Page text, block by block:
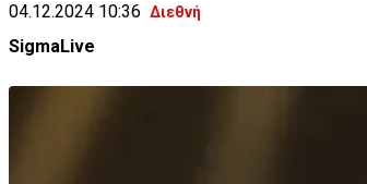
04.12.2024 10:36 Διεθνή
SigmaLive